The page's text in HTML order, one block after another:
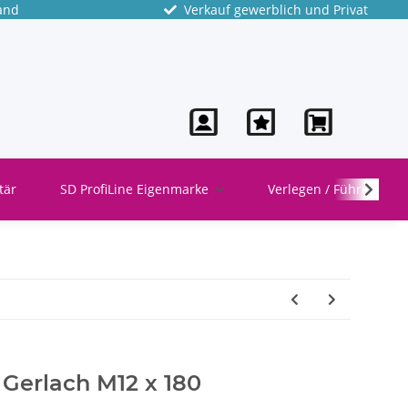
Verkauf gewerblich und Privat
SD ProfiLine Eigenmarke Verlegen / Führen
M12 x 180